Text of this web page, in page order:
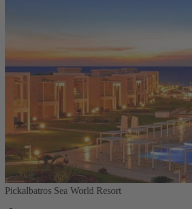
Pickalbatros Sea World Resort